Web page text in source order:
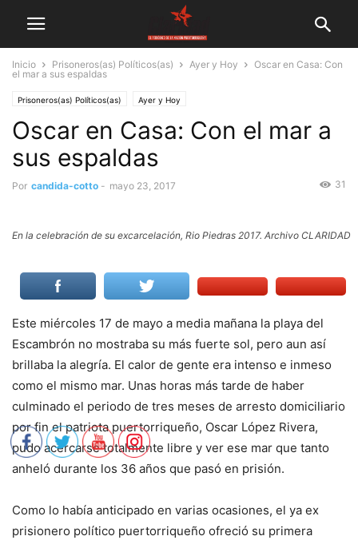
Inicio Prisoneros(as) Políticos(as) Ayer y Hoy
Oscar en Casa: Con
el mar a sus espaldas
Prisoneros(as) Políticos(as) Ayer y Hoy
Oscar en Casa: Con el mar a
sus espaldas
Por candida-cotto - mayo 23, 2017 31
En la celebración de su excarcelación, Rio Piedras 2017. Archivo CLARIDAD
Este miércoles 17 de mayo a media mañana la playa del
Escambrón no mostraba su más fuerte sol, pero aun así
brillaba la alegría. El calor de gente era intenso e inmeso
como el mismo mar. Unas horas más tarde de haber
culminado el periodo de tres meses de arresto domiciliario
por fin el patriota puertorriqueño, Oscar López Rivera,
pudo acercarse totalmente libre y ver ese mar que tanto
anheló durante los 36 años que pasó en prisión.
Como lo había anticipado en varias ocasiones, el ya ex
prisionero político puertorriqueño ofreció su primera